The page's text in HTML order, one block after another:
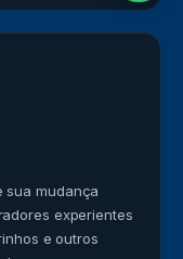
sua mudança
experientes
e outros